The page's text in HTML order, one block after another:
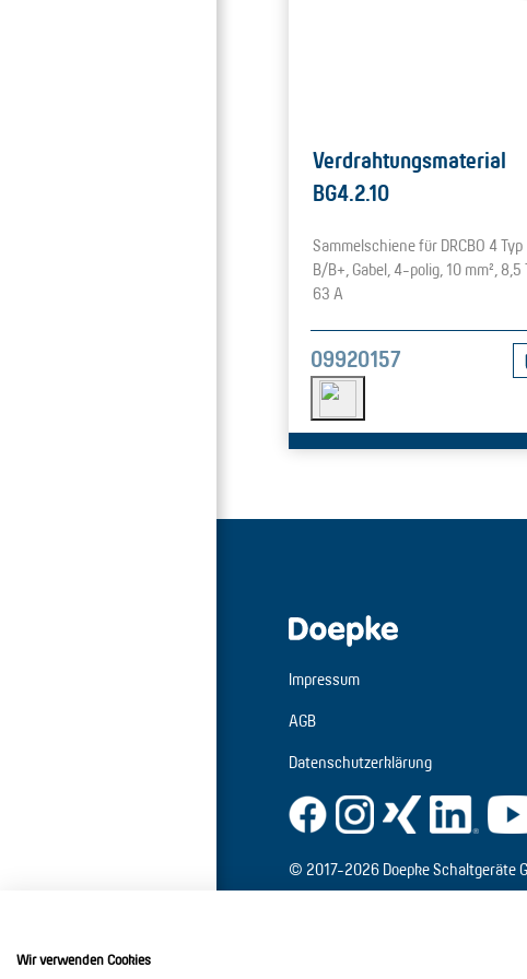
Verdrahtungsmaterial
BG4.2.10
Sammelschiene für DRCBO 4 Typ
B/B+, Gabel, 4-polig, 10 mm², 8,5
63 A
09920157
Impressum
AGB
Datenschutzerklärung
© 2017-2026 Doepke Schaltgeräte
Wir verwenden Cookies